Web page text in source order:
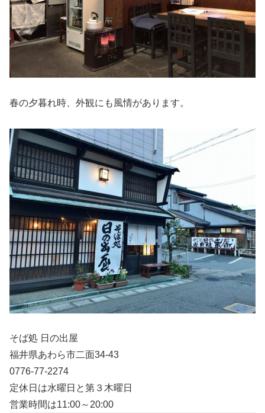
春の夕暮れ時、外観にも風情があります。
そば処 日の出屋
福井県あわら市二面34-43
0776-77-2274
定休日は水曜日と第３木曜日
営業時間は11:00～20:00